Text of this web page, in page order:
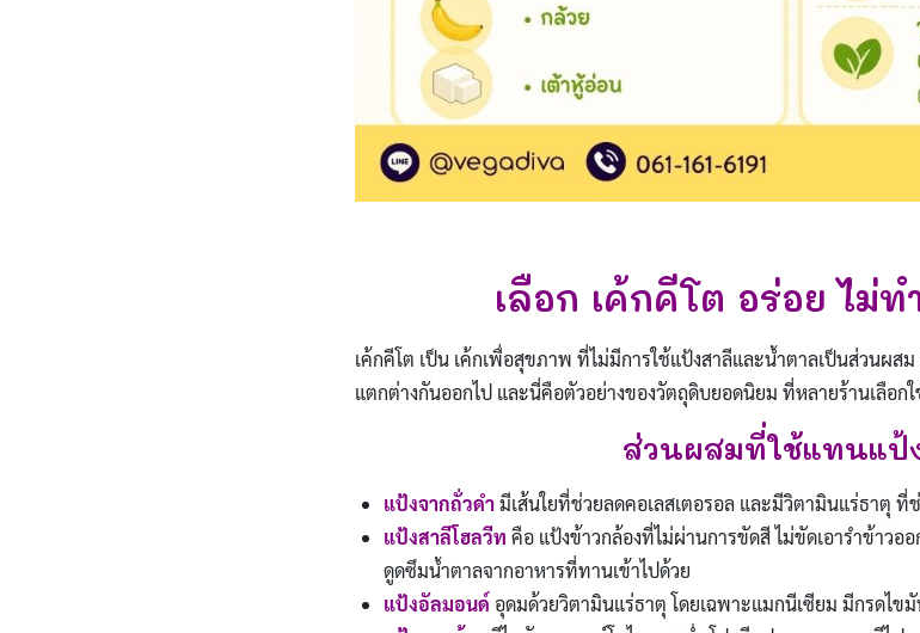
เลือก เค้กคีโต อร่อย ไม่
เค้กคีโต เป็น เค้กเพื่อสุขภาพ ที่ไม่มีการใช้แป้งสาลีและน้ำตาลเป็นส่วนผส
แตกต่างกันออกไป และนี่คือตัวอย่างของวัตถุดิบยอดนิยม ที่หลายร้านเลือก
ส่วนผสมที่ใช้แทนแป้
แป้งจากถั่วดำมีเส้นใยที่ช่วยลดคอเลสเตอรอล และมีวิตามินแร่ธาตุ
แป้งสาลีโฮลวีท คือ แป้งข้าวกล้องที่ไม่ผ่านการขัดสี ไม่ขัดเอารำข้าวอ
ดูดซึมน้ำตาลจากอาหารที่ทานเข้าไปด้วย
แป้งอัลมอนด์ อุดมด้วยวิตามินแร่ธาตุ โดยเฉพาะแมกนีเซียม มีกรดไข